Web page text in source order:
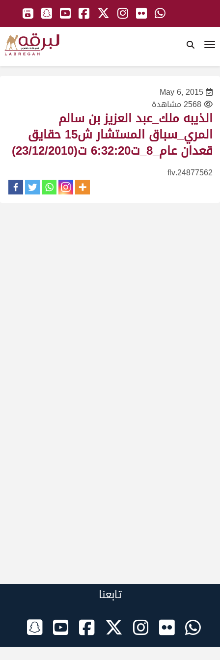
May 6, 2015
2568 مشاهدة
الذيبه ملك_عبد العزيز بن سالم
المري_سباق المستشار ش15 حقايق
قعدان عام_8_ت6:32:20 ت(23/12/2010)
24877562.flv
تابعنا